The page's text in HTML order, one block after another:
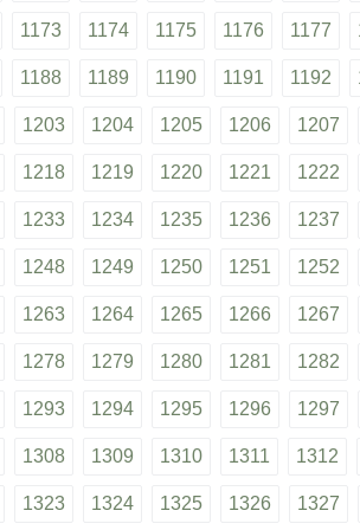
1173 1174 1175 1176 1177
1188 1189 1190 1191 1192
1203 1204 1205 1206 1207
1218 1219 1220 1221 1222
1233 1234 1235 1236 1237
1248 1249 1250 1251 1252
1263 1264 1265 1266 1267
1278 1279 1280 1281 1282
1293 1294 1295 1296 1297
1308 1309 1310 1311 1312
1323 1324 1325 1326 1327